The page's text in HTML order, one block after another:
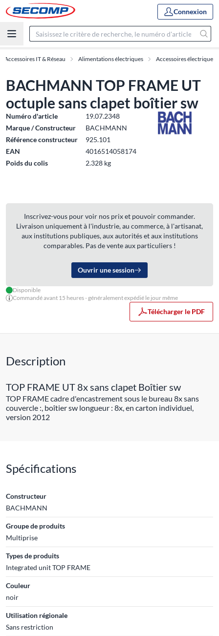
Connexion
Accessoires IT & Réseau Alimentations électriques Accessoires électrique
BACHMANN TOP FRAME UT
octuple sans clapet boîtier sw
Numéro d'article
19.07.2348
Marque / Constructeur
BACHMANN
Référence constructeur
925.101
EAN
4016514058174
Poids du colis
2.328 kg
Inscrivez-vous pour voir nos prix et pouvoir commander.
Livraison uniquement à l'industrie, au commerce, à l'artisanat,
aux institutions publiques, aux autorités et aux institutions
comparables. Pas de vente aux particuliers !
Ouvrir une session
Disponible
Commandé avant 15 heures - généralement expédié le jour même
Télécharger le PDF
Description
TOP FRAME UT 8x sans clapet Boîtier sw
TOP FRAME cadre d'encastrement sous le bureau 8x sans
couvercle :, boîtier sw longueur : 8x, en carton individuel,
version 2012
Spécifications
Constructeur
BACHMANN
Groupe de produits
Multiprise
Types de produits
Integrated unit TOP FRAME
Couleur
noir
Utilisation régionale
Sans restriction